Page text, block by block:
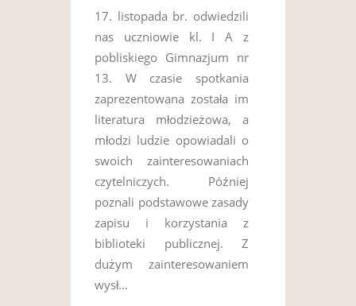
17. listopada br. odwiedzili
nas uczniowie kl. I A z
pobliskiego Gimnazjum nr
13. W czasie spotkania
zaprezentowana została im
literatura młodzieżowa, a
młodzi ludzie opowiadali o
swoich zainteresowaniach
czytelniczych. Później
poznali podstawowe zasady
zapisu i korzystania z
biblioteki publicznej. Z
dużym zainteresowaniem
wysł…